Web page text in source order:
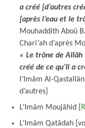
a créé [d’autres
[après l’eau et le
Mouhaddith Aboû
Charî’ah d’après
« Le trône de Allâh
créé de ce qu’Il a
l’Imâm Al-
d’autres]
L’Imâm Moujâhid [
L’Imâm Qatâdah